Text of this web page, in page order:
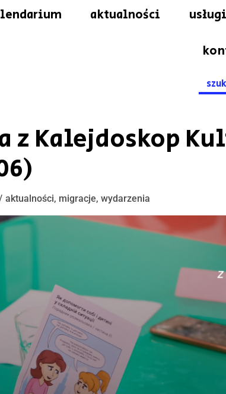
aktualności
for:
z Kalejdoskop
aktualności, migracje, wydarzenia